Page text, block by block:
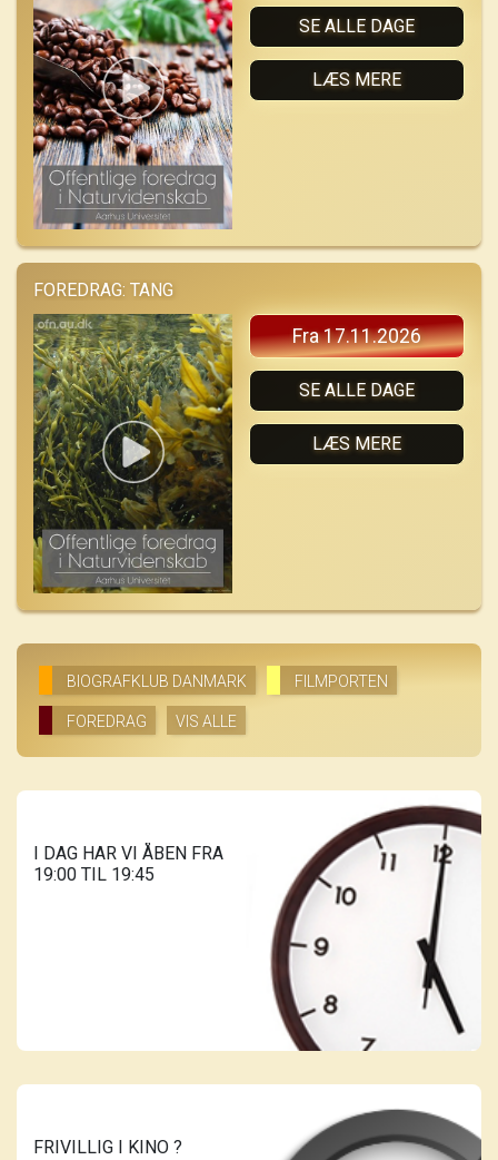
SE ALLE DAGE
LÆS MERE
FOREDRAG: TANG
Fra 17.11.2026
SE ALLE DAGE
LÆS MERE
BIOGRAFKLUB DANMARK FILMPORTEN
FOREDRAG VIS ALLE
I DAG HAR VI ÅBEN FRA
19:00 TIL 19:45
FRIVILLIG I KINO ?